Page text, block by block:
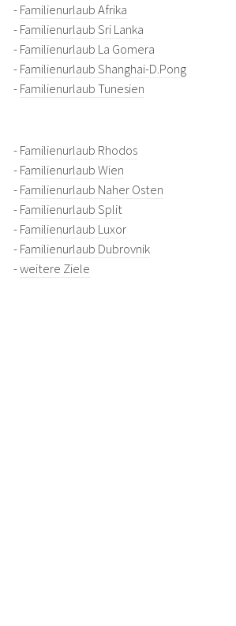
-Familienurlaub Afrika
-Familienurlaub Sri Lanka
-Familienurlaub La Gomera
-Familienurlaub Shanghai-D.Pong
-Familienurlaub Tunesien
-Familienurlaub Rhodos
-Familienurlaub Wien
-Familienurlaub Naher Osten
-Familienurlaub Split
-Familienurlaub Luxor
-Familienurlaub Dubrovnik
-weitere Ziele